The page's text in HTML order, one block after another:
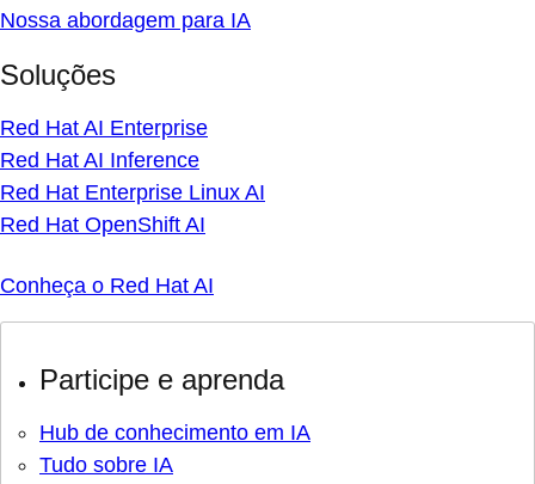
Nossa abordagem para IA
Soluções
Red Hat AI Enterprise
Red Hat AI Inference
Red Hat Enterprise Linux AI
Red Hat OpenShift AI
Conheça o Red Hat AI
Participe e aprenda
Hub de conhecimento em IA
Tudo sobre IA